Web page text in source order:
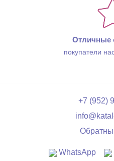
Отличные
покупатели
+7 (952)
WhatsApp